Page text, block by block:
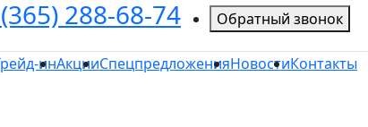
288-68-74 Обратный звонок
инАкцииСпецпредложенияНовостиКонтакты